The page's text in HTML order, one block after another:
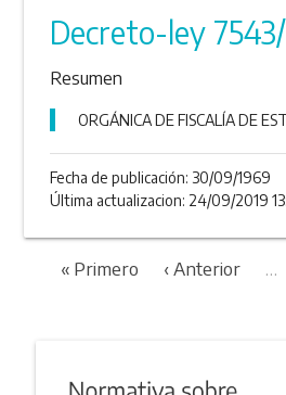
Decreto-ley
Resumen
ORGÁNICA DE FISCALÍA DE
Fecha de publicación: 30/09/1969
Última actualizacion: 24/09/2019
« Primero ‹ Anterior …